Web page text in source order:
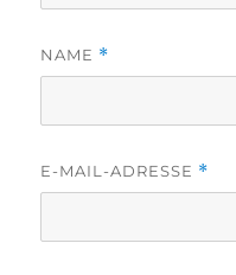
NAME *
E-MAIL-ADRESSE *